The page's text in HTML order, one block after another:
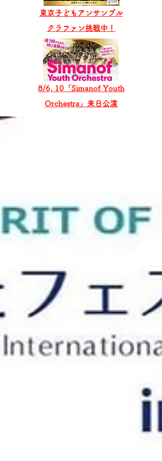
8/6, 10「Simanof Youth
Orchestra」来日公演
東京子どもアンサンブル
​クラファン挑戦中！